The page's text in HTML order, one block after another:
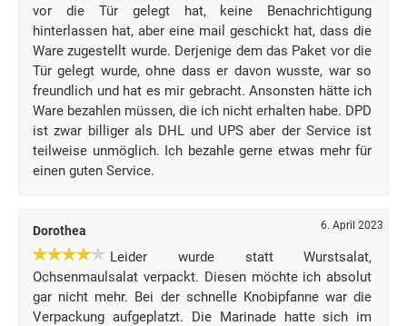
vor die Tür gelegt hat, keine Benachrichtigung
hinterlassen hat, aber eine mail geschickt hat, dass die
Ware zugestellt wurde. Derjenige dem das Paket vor die
Tür gelegt wurde, ohne dass er davon wusste, war so
freundlich und hat es mir gebracht. Ansonsten hätte ich
Ware bezahlen müssen, die ich nicht erhalten habe. DPD
ist zwar billiger als DHL und UPS aber der Service ist
teilweise unmöglich. Ich bezahle gerne etwas mehr für
einen guten Service.
Dorothea 6. April 2023
Leider wurde statt Wurstsalat,
Ochsenmaulsalat verpackt. Diesen möchte ich absolut
gar nicht mehr. Bei der schnelle Knobipfanne war die
Verpackung aufgeplatzt. Die Marinade hatte sich im